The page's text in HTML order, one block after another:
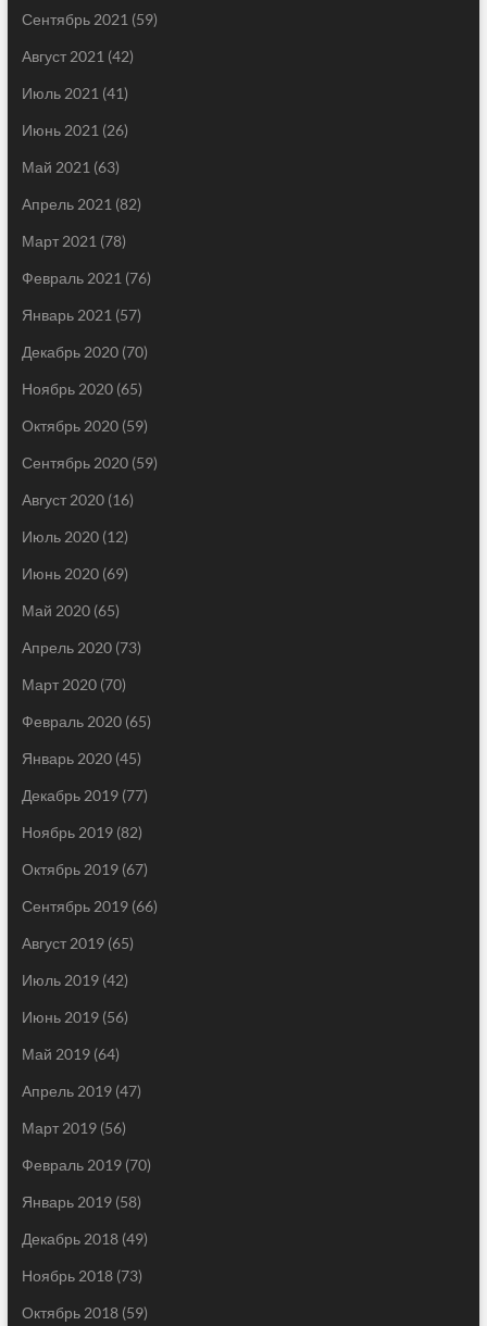
Сентябрь 2021 (59)
Август 2021 (42)
Июль 2021 (41)
Июнь 2021 (26)
Май 2021 (63)
Апрель 2021 (82)
Март 2021 (78)
Февраль 2021 (76)
Январь 2021 (57)
Декабрь 2020(70)
Ноябрь 2020(65)
Октябрь 2020(59)
Сентябрь 2020(59)
Август 2020(16)
Июль 2020(12)
Июнь 2020(69)
Май 2020(65)
Апрель 2020(73)
Март 2020(70)
Февраль 2020(65)
Январь 2020(45)
Декабрь 2019(77)
Ноябрь 2019(82)
Октябрь 2019(67)
Сентябрь 2019(66)
Август 2019(65)
Июль 2019(42)
Июнь 2019(56)
Май 2019(64)
Апрель 2019(47)
Март 2019(56)
Февраль 2019(70)
Январь 2019(58)
Декабрь 2018(49)
Ноябрь 2018(73)
Октябрь 2018(59)